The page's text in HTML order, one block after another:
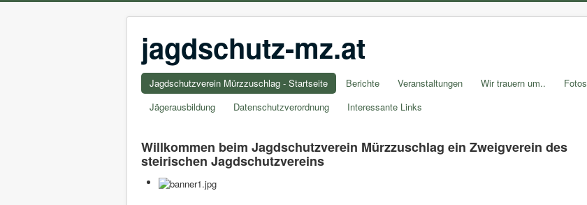
jagdschutz-mz.at
Jagdschutzverein Mürzzuschlag - Startseite Berichte Veranstaltungen Wir trauern um.. Fotos
Jägerausbildung
Datenschutzverordnung Interessante Links
Willkommen beim Jagdschutzverein Mürzzuschlag ein Zweigverein des
steirischen Jagdschutzvereins